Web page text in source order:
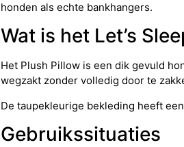
honden als echte bankhangers.
Wat is het Let’s
Het Plush Pillow is een dik gevuld
wegzakt zonder volledig door te
De taupekleurige bekleding heeft
Gebruikssituaties